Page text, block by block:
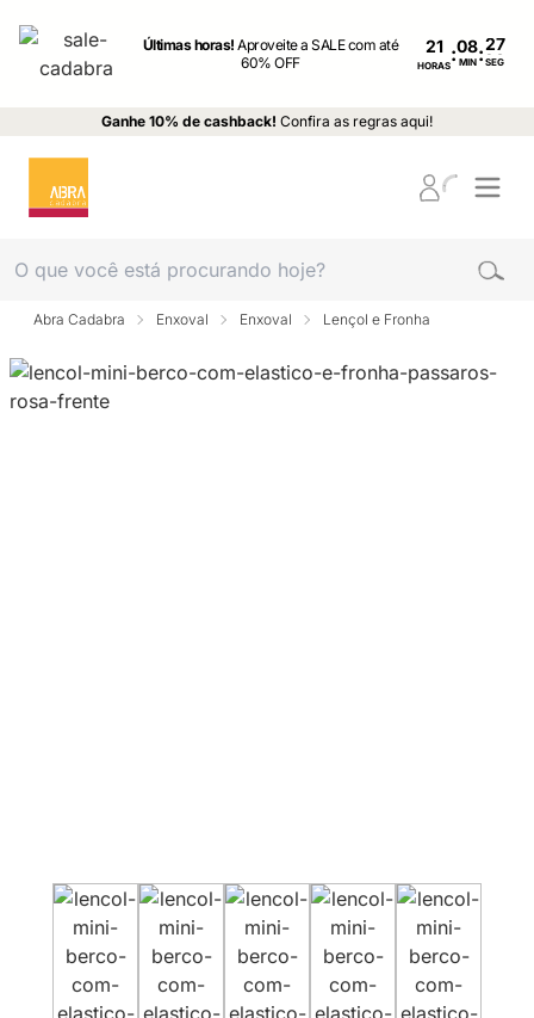
Últimas horas!Aproveite a SALE com até
60% OFF
21
HORAS: MIN : SEG
Ganhe 10% de cashback! Confira as regras aqui!
Abra Cadabra Enxoval Enxoval Lençol e Fronha